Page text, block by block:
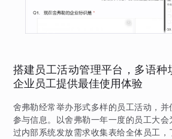
搭建员工活动管理平台，多语种
企业员工提供最佳使用体验
舍弗勒经常举办形式多样的员工活动，
参与信息。以舍弗勒一年一度的员工大会
过内部系统发放需求收集表给全体员工